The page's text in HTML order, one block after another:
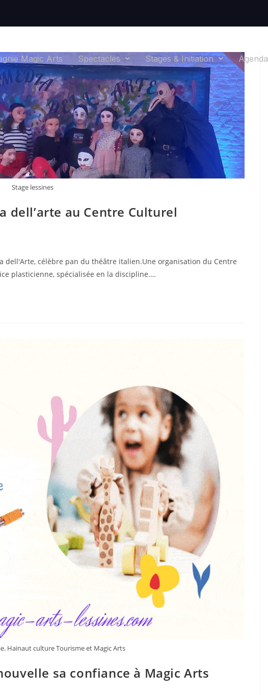
Magic Arts Spectacles Stages & Initiation Agenda
Stage lessines
dell’arte au Centre Culturel
dell'Arte, célèbre pan du théâtre italien.Une organisation du Centre
plasticienne, spécialisée en la discipline.…
Hainaut culture Tourisme et Magic Arts
sa confiance à Magic Arts